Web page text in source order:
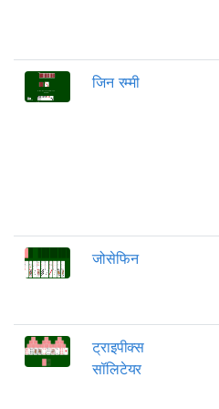
जिन रम्मी
जोसेफिन
ट्राइपीक्स
सॉलिटेयर